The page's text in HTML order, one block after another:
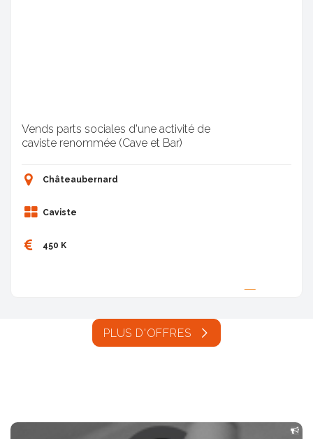
Vends parts sociales d'une activité de
caviste renommée (Cave et Bar)
Châteaubernard
Caviste
450 K
PLUS D'OFFRES